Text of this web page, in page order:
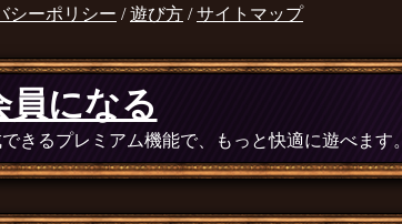
シーポリシー /遊び方 /サイトマップ
になる
きるプレミアム機能で、もっと快適に遊べます。